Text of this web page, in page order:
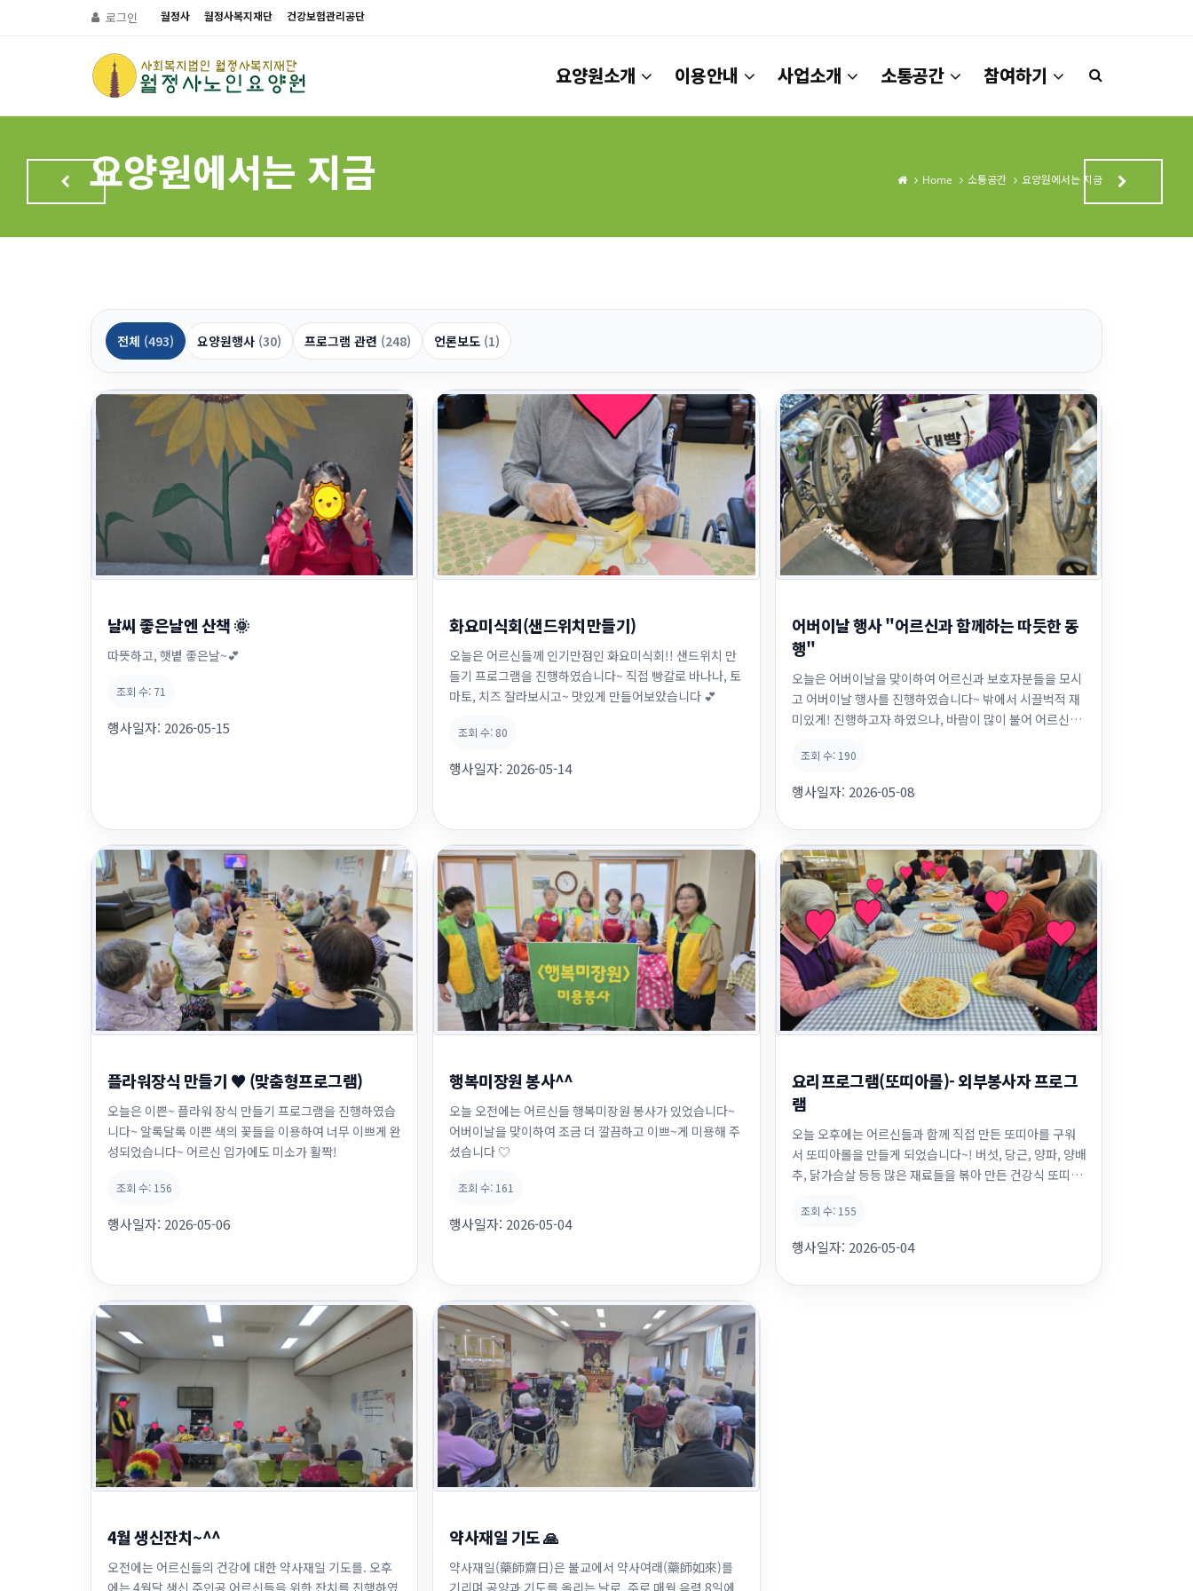
로그인 월정사 월정사복지재단 건강보험관리공단
요양원소개 이용안내 사업소개 소통공간 참여하기
요양원에서는 지금 Home 소통공간 요양원에서는 지금
전체 (493) 요양원행사 (30) 프로그램 관련 (248) 언론보도 (1)
날씨 좋은날엔 산책 🌞
따뜻하고, 햇볕 좋은날~💕
조회 수: 71
행사일자: 2026-05-15
화요미식회(샌드위치만들기)
오늘은 어르신들께 인기만점인 화요미식회!! 샌드위치 만
들기 프로그램을 진행하였습니다~ 직접 빵칼로 바나나, 토
마토, 치즈 잘라보시고~ 맛있게 만들어보았습니다 💕
조회 수: 80
행사일자: 2026-05-14
어버이날 행사 "어르신과 함께하는 따듯한 동
행"
오늘은 어버이날을 맞이하여 어르신과 보호자분들을 모시
고 어버이날 행사를 진행하였습니다~ 밖에서 시끌벅적 재
미있게! 진행하고자 하였으나, 바람이 많이 불어 어르신들
진행하였습니다~ 어버이날 행사를 진행하기 전 영동대학
에서 여자어르신들께 이쁘게 메이크업을 해주셨습니다~
조회 수: 190
행사일자: 2026-05-08
플라워장식 만들기 ♥ (맞춤형프로그램)
오늘은 이쁜~ 플라워 장식 만들기 프로그램을 진행하였습
니다~ 알록달록 이쁜 색의 꽃들을 이용하여 너무 이쁘게 완
성되었습니다~ 어르신 입가에도 미소가 활짝!
조회 수: 156
행사일자: 2026-05-06
행복미장원 봉사^^
오늘 오전에는 어르신들 행복미장원 봉사가 있었습니다~
어버이날을 맞이하여 조금 더 깔끔하고 이쁘~게 미용해 주
셨습니다 ♡
조회 수: 161
행사일자: 2026-05-04
요리프로그램(또띠아롤)- 외부봉사자 프로그
램
오늘 오후에는 어르신들과 함께 직접 만든 또띠아를 구워
서 또띠아롤을 만들게 되었습니다~! 버섯, 당근, 양파, 양배
추, 닭가슴살 등등 많은 재료들을 볶아 만든 건강식 또띠아
조회 수: 155
행사일자: 2026-05-04
4월 생신잔치~^^
오전에는 어르신들의 건강에 대한 약사재일 기도를. 오후
에는 4월달 생신 주인공 어르신들을 위한 잔치를 진행하였
약사재일 기도 🙏
약사재일(藥師齋日)은 불교에서 약사여래(藥師如來)를
기리며 공양과 기도를 올리는 날로, 주로 매월 음력 8일에